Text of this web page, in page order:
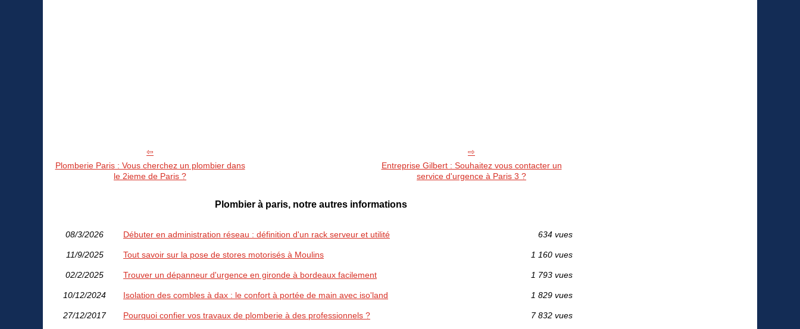
Plomberie Paris : Vous cherchez un plombier dans
le 2ieme de Paris ?
Entreprise Gilbert : Souhaitez vous contacter un
service d'urgence à Paris 3 ?
Plombier à paris, notre autres informations
08/3/2026 Débuter en administration réseau : définition d'un rack serveur et utilité 634 vues
11/9/2025 Tout savoir sur la pose de stores motorisés à Moulins 1 160 vues
02/2/2025 Trouver un dépanneur d'urgence en gironde à bordeaux facilement 1 793 vues
10/12/2024 Isolation des combles à dax : le confort à portée de main avec iso'land 1 829 vues
27/12/2017 Pourquoi confier vos travaux de plomberie à des professionnels ? 7 832 vues